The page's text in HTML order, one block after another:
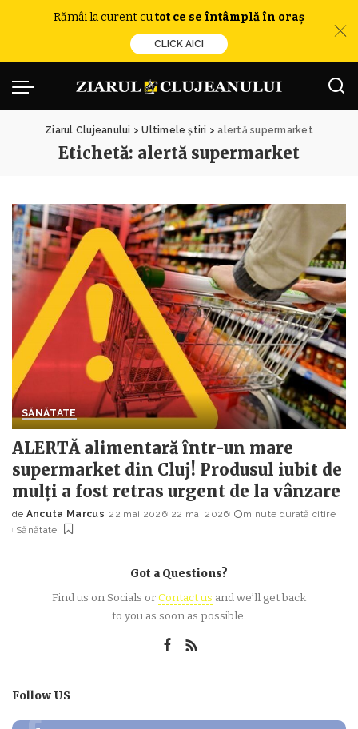
Rămâi la curent cutot ce se întâmplă în oraș
CLICK AICI
Ziarul Clujeanului >Ultimele știri >alertă supermarket
Etichetă: alertă supermarket
SĂNĂTATE
ALERTĂ alimentară într-un mare
supermarket din Cluj! Produsul iubit de
mulți a fost retras urgent de la vânzare
Posted
by
de Ancuta Marcus 22 mai 2026 22 mai 2026
minute durată citire
Sănătate
Got a Questions?
Find us on Socials orContact us and we’ll get back
to you as soon as possible.
Follow US